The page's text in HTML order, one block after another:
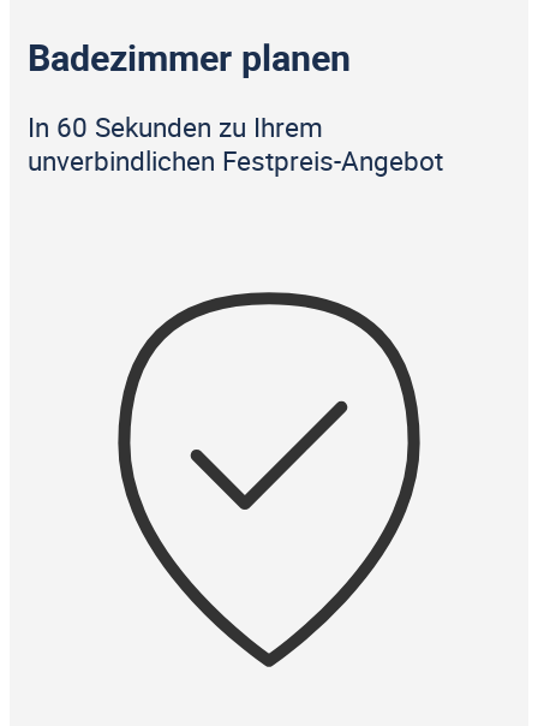
Badezimmer planen
In 60 Sekunden zu Ihrem
unverbindlichen Festpreis-Angebot